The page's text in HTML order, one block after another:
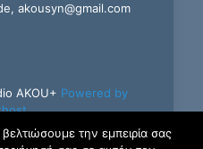
akousyn@gmail.com
AKOU+ Powered by
την εμπειρία σας